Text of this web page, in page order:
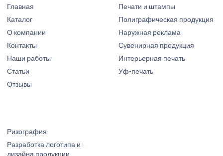
Главная
Каталог
О компании
Контакты
Наши работы
Статьи
Отзывы
Печати и штампы
Полиграфическая продукция
Наружная реклама
Сувенирная продукция
Интерьерная печать
Уф-печать
Ризография
Разработка логотипа и
дизайна продукции